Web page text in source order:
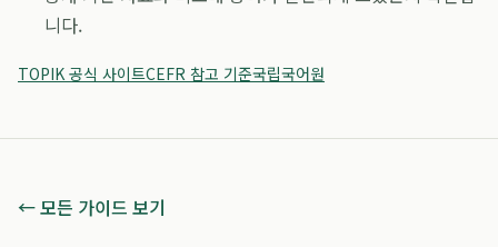
니다.
TOPIK 공식 사이트CEFR 참고 기준국립국어원
← 모든 가이드 보기